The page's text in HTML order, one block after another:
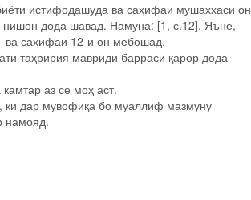
истифодашуда ва саҳифаи мушаххаси он
нишон дода шавад. Намуна: [1, с.12]. Яъне,
ва саҳифаи 12-и он мебошад.
таҳририя мавриди баррасӣ қарор дода
аз се моҳ аст.
ки дар мувофиқа бо муаллиф мазмуну
намояд.